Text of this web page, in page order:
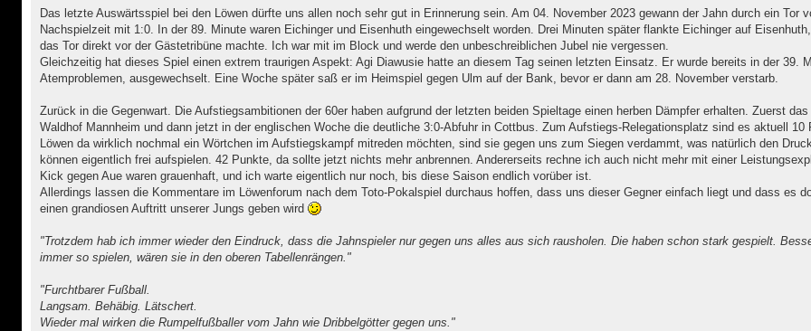
Das letzte Auswärtsspiel bei den Löwen dürfte uns allen noch sehr gut in Erinnerung sein. Am 04. November 2023 gewann der Jahn durch ein Tor
Nachspielzeit mit 1:0. In der 89. Minute waren Eichinger und Eisenhuth eingewechselt worden. Drei Minuten später flankte Eichinger auf
das Tor direkt vor der Gästetribüne machte. Ich war mit im Block und werde den unbeschreiblichen Jubel nie vergessen.
Gleichzeitig hat dieses Spiel einen extrem traurigen Aspekt: Agi Diawusie hatte an diesem Tag seinen letzten Einsatz. Er wurde bereits in der 39.
Atemproblemen, ausgewechselt. Eine Woche später saß er im Heimspiel gegen Ulm auf der Bank, bevor er dann am 28. November verstarb.
Zurück in die Gegenwart. Die Aufstiegsambitionen der 60er haben aufgrund der letzten beiden Spieltage einen herben Dämpfer erhalten. Zuerst
Waldhof Mannheim und dann jetzt in der englischen Woche die deutliche 3:0-Abfuhr in Cottbus. Zum Aufstiegs-Relegationsplatz sind es aktuell 10
Löwen da wirklich nochmal ein Wörtchen im Aufstiegskampf mitreden möchten, sind sie gegen uns zum Siegen verdammt, was natürlich den
können eigentlich frei aufspielen. 42 Punkte, da sollte jetzt nichts mehr anbrennen. Andererseits rechne ich auch nicht mehr mit einer
Kick gegen Aue waren grauenhaft, und ich warte eigentlich nur noch, bis diese Saison endlich vorüber ist.
Allerdings lassen die Kommentare im Löwenforum nach dem Toto-Pokalspiel durchaus hoffen, dass uns dieser Gegner einfach liegt und dass es
einen grandiosen Auftritt unserer Jungs geben wird
"Trotzdem hab ich immer wieder den Eindruck, dass die Jahnspieler nur gegen uns alles aus sich rausholen. Die haben schon stark gespielt.
immer so spielen, wären sie in den oberen Tabellenrängen."
"Furchtbarer Fußball.
Langsam. Behäbig. Lätschert.
Wieder mal wirken die Rumpelfußballer vom Jahn wie Dribbelgötter gegen uns."